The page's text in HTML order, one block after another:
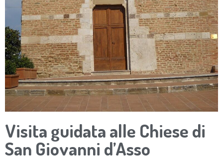
Visita guidata alle Chiese di
San Giovanni d’Asso